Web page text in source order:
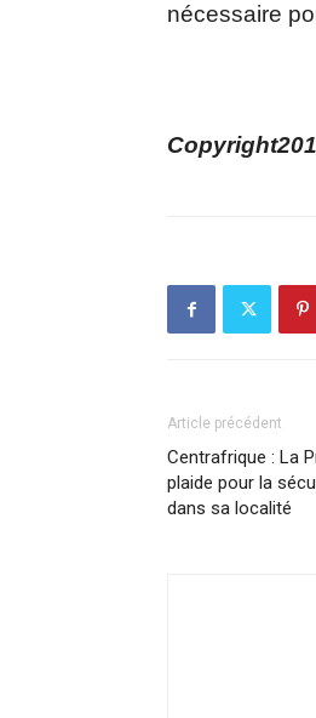
nécessaire
Article précédent
Centrafrique : La
plaide pour la
dans sa localité